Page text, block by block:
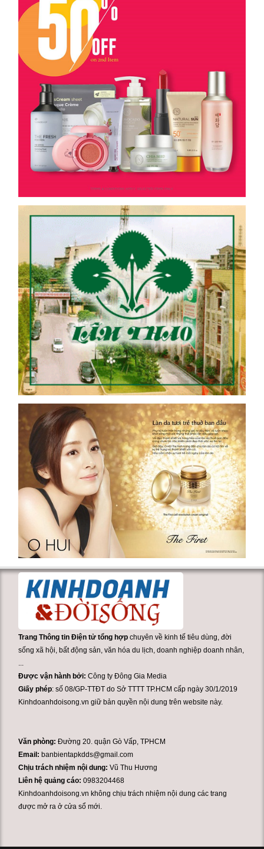
Trang Thông tin Điện tử tổng hợp chuyên về kinh tế tiêu dùng, đời
sống xã hội, bất động sản, văn hóa du lịch, doanh nghiệp doanh nhân,
...
Được vận hành bởi:Công ty Đông Gia Media
Giấy phép: số 08/GP-TTĐT do Sở TTTT TP.HCM cấp ngày 30/1/2019
Kinhdoanhdoisong.vn giữ bản quyền nội dung trên website này.
Văn phòng:Đường 20. quận Gò Vấp, TPHCM
Email: banbientapkdds@gmail.com
Chịu trách nhiệm nội dung: Vũ Thu Hương
Liên hệ quảng cáo:0983204468
Kinhdoanhdoisong.vn không chịu trách nhiệm nội dung các trang
được mở ra ở cửa sổ mới.